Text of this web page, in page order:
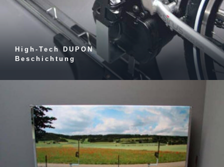
High-Tech DUPON
Beschichtung